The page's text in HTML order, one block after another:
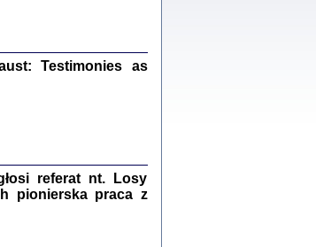
GODZINA ...
latach 1943-1944
Testimonies as
referat nt. Losy
pionierska praca z